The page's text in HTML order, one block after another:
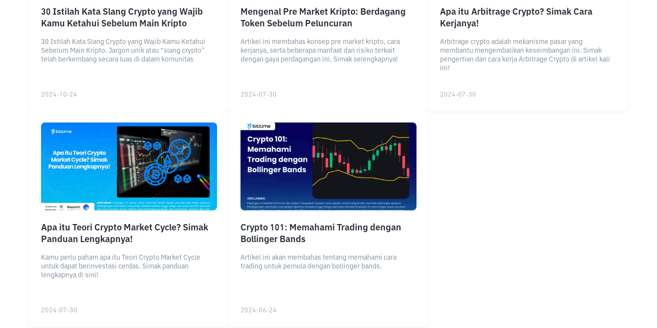
30 Istilah Kata Slang Crypto yang Wajib
Kamu Ketahui Sebelum Main Kripto
30 Istilah Kata Slang Crypto yang Wajib Kamu Ketahui
Sebelum Main Kripto. Jargon unik atau “slang crypto”
telah berkembang secara luas di dalam komunitas
2024-10-24
Mengenal Pre Market Kripto: Berdagang
Token Sebelum Peluncuran
Artikel ini membahas konsep pre market kripto, cara
kerjanya, serta beberapa manfaat dan risiko terkait
dengan gaya perdagangan ini. Simak selengkapnya!
2024-07-30
Apa itu Arbitrage Crypto? Simak Cara
Kerjanya!
Arbitrage crypto adalah mekanisme pasar yang
membantu mengembalikan keseimbangan ini. Simak
pengertian dan cara kerja Arbitrage Crypto di artikel kali
ini!
2024-07-30
Apa itu Teori Crypto Market Cycle? Simak
Panduan Lengkapnya!
Kamu perlu paham apa itu Teori Crypto Market Cycle
untuk dapat berinvestasi cerdas. Simak panduan
lengkapnya di sini!
2024-07-30
Crypto 101: Memahami Trading dengan
Bollinger Bands
Artikel ini akan membahas tentang memahami cara
trading untuk pemula dengan bollinger bands.
2024-06-24